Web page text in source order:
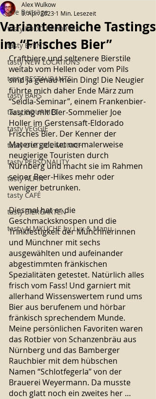
alle Beiträge
tasty FOOD REPORTER
tasty EVENT
tasty NEW LOCATIONS
tasty RESTAURANTS
tasty BARS
tasty GOURMET
tasty VEGGIE
tasty OUTSIDE MUNICH
tasty PERSONALITY
tasty ALPIN
tasty CAFÉ
tasty BIERGARTEN
tasty ALMKÜCHE by Lux & Manu
Variantenreiche Tastings
im “Frisches Bier”
Alex Wulkow
3. Apr. 2023 1 Min. Lesezeit
Craftbiere und seltenere Bierstile
weitab vom Hellen oder vom Pils
sind ja genau mein Ding! Die Neugier
führte mich daher Ende März zum
“Seidla-Seminar”, einem Frankenbier-
Tasting mit Bier-Sommelier Joe
Holler im Gerstensaft-Eldorado
Frisches Bier. Der Kenner der
Materie geleitet normalerweise
neugierige Touristen durch
Nürnberg und macht sie im Rahmen
seiner Beer-Hikes mehr oder
weniger betrunken.
Diesmal hat er die
Geschmacksknospen und die
Trinkfestigkeit der Münchnerinnen
und Münchner mit sechs
ausgewählten und aufeinander
abgestimmten fränkischen
Spezialitäten getestet. Natürlich alles
frisch vom Fass! Und garniert mit
allerhand Wissenswertem rund ums
Bier aus berufenem und hörbar
fränkisch sprechendem Munde.
Meine persönlichen Favoriten waren
das Rotbier von Schanzenbräu aus
Nürnberg und das Bamberger
Rauchbier mit dem hübschen
Namen “Schlotfegerla” von der
Brauerei Weyermann. Da musste
doch glatt noch ein zweites her …